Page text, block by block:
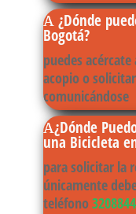
¿Dónde
Bogotá?
puedes
acopio o
comunicándose
¿Dónde
una Bicicleta
para solicitar la
únicamente
teléfono